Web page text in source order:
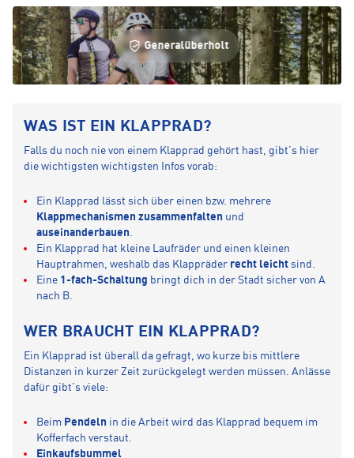
Generalüberholt
WAS IST EIN KLAPPRAD?
Falls du noch nie von einem Klapprad gehört hast, gibt’s hier
die wichtigsten wichtigsten Infos vorab:
Ein Klapprad lässt sich über einen bzw. mehrere
Klappmechanismen zusammenfalten und
auseinanderbauen.
Ein Klapprad hat kleine Laufräder und einen kleinen
Hauptrahmen, weshalb das Klappräder recht leicht sind.
Eine 1-fach-Schaltung bringt dich in der Stadt sicher von A
nach B.
WER BRAUCHT EIN KLAPPRAD?
Ein Klapprad ist überall da gefragt, wo kurze bis mittlere
Distanzen in kurzer Zeit zurückgelegt werden müssen. Anlässe
dafür gibt’s viele:
Beim Pendeln in die Arbeit wird das Klapprad bequem im
Kofferfach verstaut.
Einkaufsbummel